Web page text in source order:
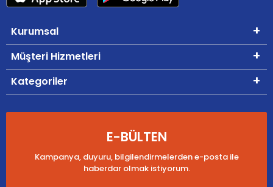
Kurumsal
Müşteri Hizmetleri
Kategoriler
E-BÜLTEN
Kampanya, duyuru, bilgilendirmelerden e-posta ile
haberdar olmak istiyorum.